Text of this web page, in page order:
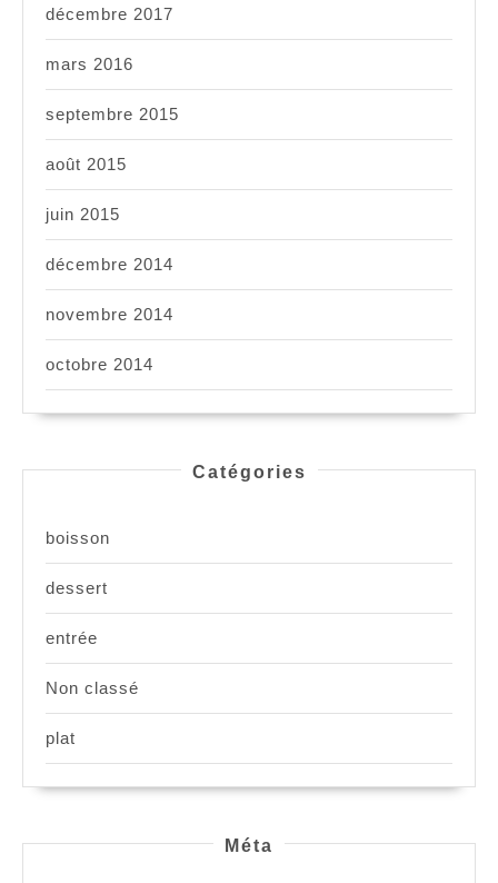
décembre 2017
mars 2016
septembre 2015
août 2015
juin 2015
décembre 2014
novembre 2014
octobre 2014
Catégories
boisson
dessert
entrée
Non classé
plat
Méta